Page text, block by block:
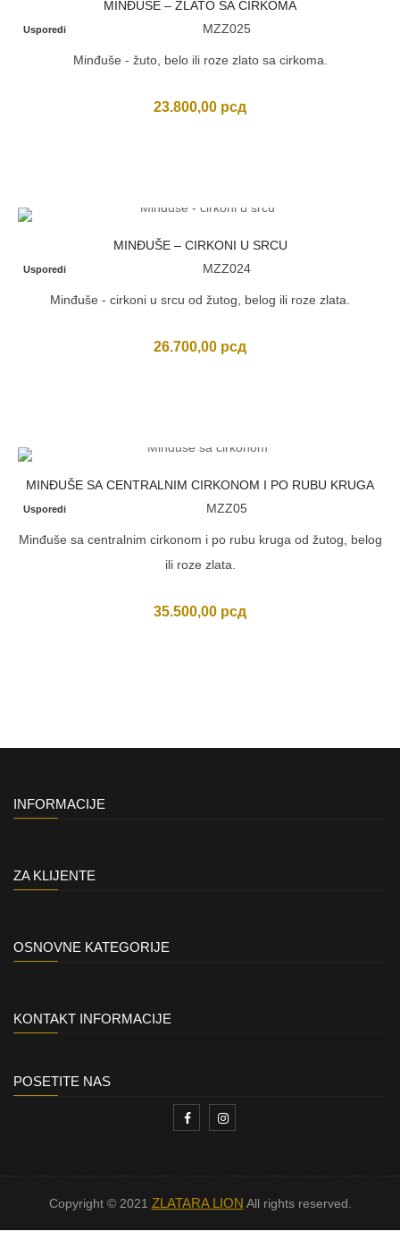
MINĐUŠE – ZLATO SA CIRKOMA
Usporedi MZZ025
Minđuše - žuto, belo ili roze zlato sa cirkoma.
23.800,00 рсд
MINĐUŠE – CIRKONI U SRCU
Usporedi MZZ024
Minđuše - cirkoni u srcu od žutog, belog ili roze zlata.
26.700,00 рсд
MINĐUŠE SA CENTRALNIM CIRKONOM I PO RUBU KRUGA
Usporedi MZZ05
Minđuše sa centralnim cirkonom i po rubu kruga od žutog, belog
ili roze zlata.
35.500,00 рсд
INFORMACIJE
ZA KLIJENTE
OSNOVNE KATEGORIJE
KONTAKT INFORMACIJE
POSETITE NAS
Copyright © 2021 ZLATARA LION All rights reserved.